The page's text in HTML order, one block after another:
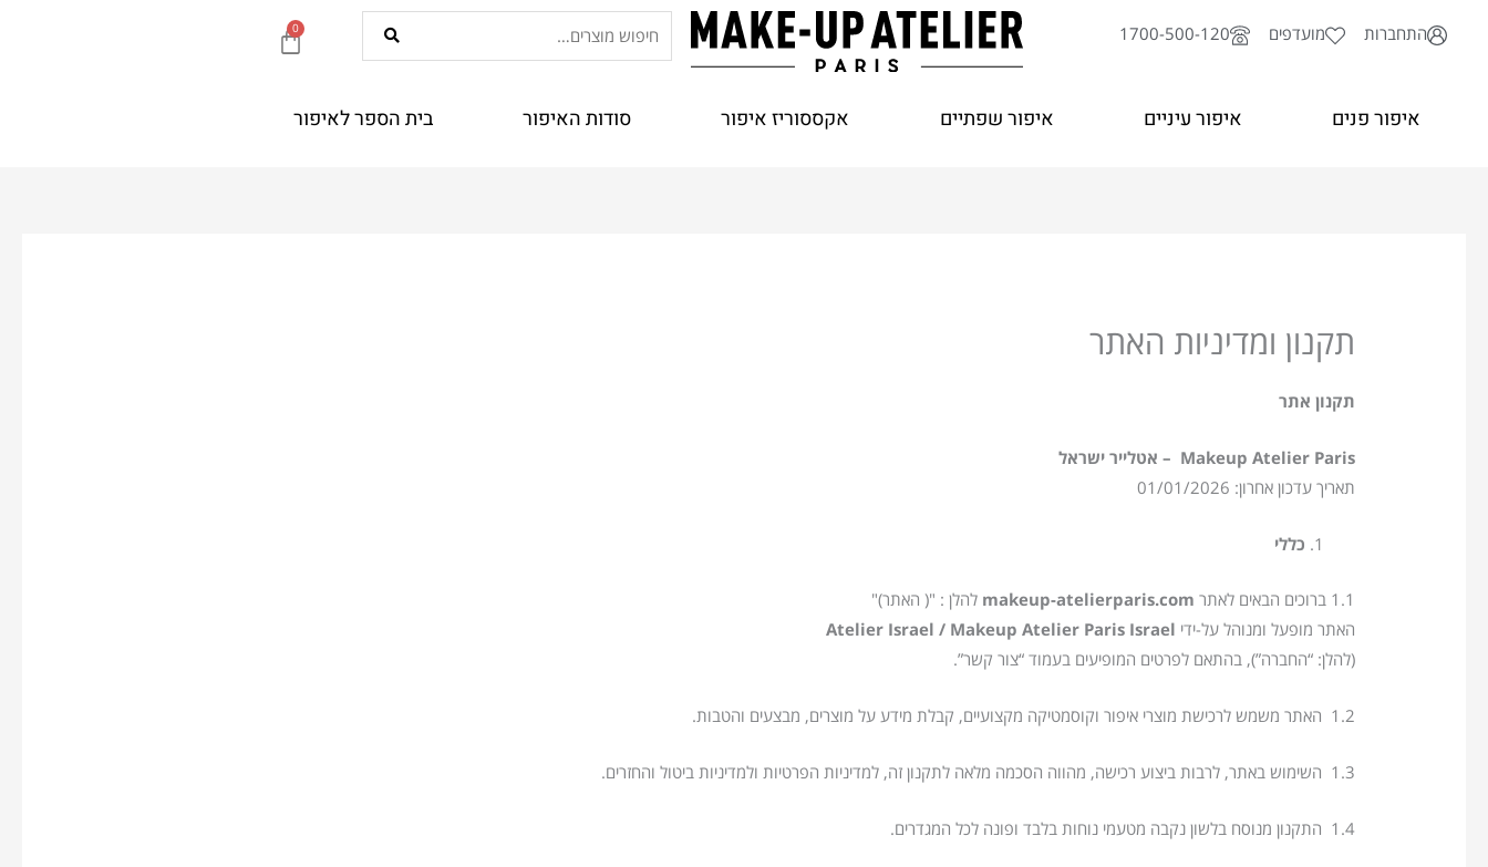
התחברות מועדפים 1700-500-120
עבור:
0
עגלת
איפור פנים איפור עיניים איפור שפתיים אקססוריז איפור סודות האיפור בית הספר לאיפור
תקנון ומדיניות האתר
תקנון אתר
Makeup Atelier Paris – אטלייר ישראל
תאריך עדכון אחרון: 01/01/2026
כללי
1.1 ברוכים הבאים לאתר makeup-atelierparis.com להלן : "( האתר)"
האתר מופעל ומנוהל על-ידי Atelier Israel / Makeup Atelier Paris Israel
(להלן: “החברה”), בהתאם לפרטים המופיעים בעמוד “צור קשר”.
1.2 האתר משמש לרכישת מוצרי איפור וקוסמטיקה מקצועיים, קבלת מידע על מוצרים, מבצעים והטבות.
1.3 השימוש באתר, לרבות ביצוע רכישה, מהווה הסכמה מלאה לתקנון זה, למדיניות הפרטיות ולמדיניות ביטול והחזרים.
1.4 התקנון מנוסח בלשון נקבה מטעמי נוחות בלבד ופונה לכל המגדרים.